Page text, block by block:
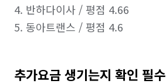
4. 반하다이사 / 평점 4.66
추가요금 생기는지 확인 필수